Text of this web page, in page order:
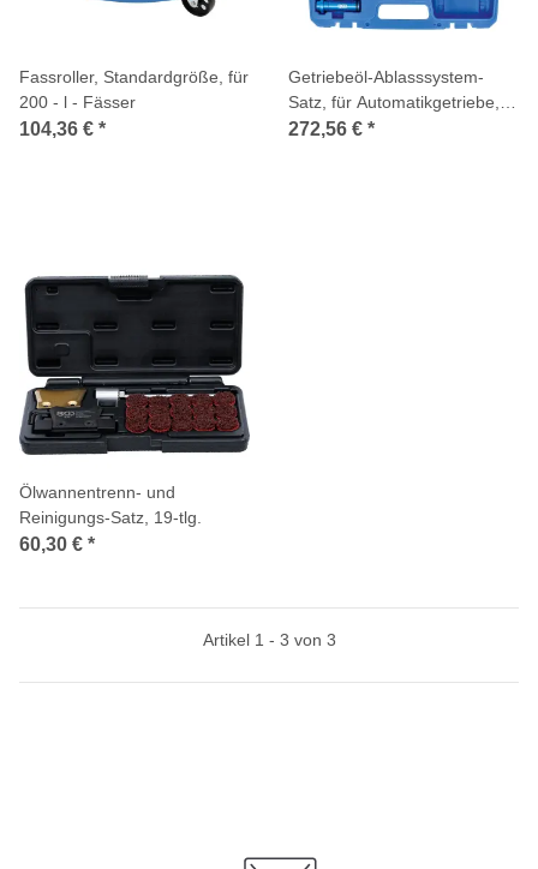
Fassroller, Standardgröße, für
200 - l - Fässer
104,36 € *
Getriebeöl-Ablasssystem-
Satz, für Automatikgetriebe,
für Mercedes-Benz & BMW, 5-
272,56 € *
Ölwannentrenn- und
Reinigungs-Satz, 19-tlg.
60,30 € *
Artikel 1 - 3 von 3